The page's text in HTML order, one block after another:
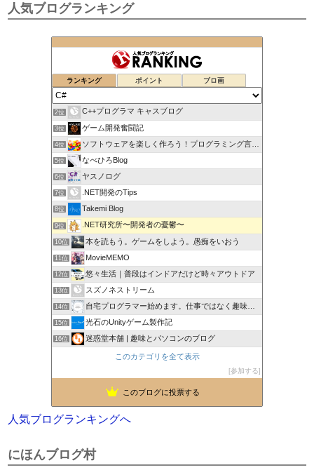
人気ブログランキング
ランキング ポイント ブロ画
2位 C++プログラマ キャスブログ
3位 ゲーム開発奮闘記
4位 ソフトウェアを楽しく作ろう！プログラミング言語【C#】を学ぶ
5位 なべひろBlog
6位 ヤスノログ
7位 .NET開発のTips
8位 Takemi Blog
9位 .NET研究所〜開発者の憂鬱〜
10位 本を読もう。ゲームをしよう。愚痴をいおう
11位 MovieMEMO
12位 悠々生活｜普段はインドアだけど時々アウトドア
13位 スズノネストリーム
14位 自宅プログラマー始めます。仕事ではなく趣味として
15位 光石のUnityゲーム製作記
16位 迷惑堂本舗 | 趣味とパソコンのブログ
このカテゴリを全て表示
参加する
このブログに投票する
人気ブログランキングへ
にほんブログ村